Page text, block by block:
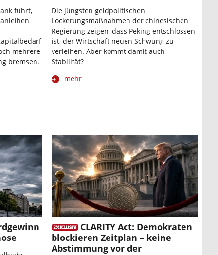
führt,
mehrere
bremsen.
Die jüngsten geldpolitischen
Lockerungsmaßnahmen der chinesischen
Regierung zeigen, dass Peking entschlossen
ist, der Wirtschaft neuen Schwung zu
verleihen. Aber kommt damit auch
Stabilität?
mehr
CLARITY Act: Demokraten
blockieren Zeitplan – keine
Abstimmung vor der